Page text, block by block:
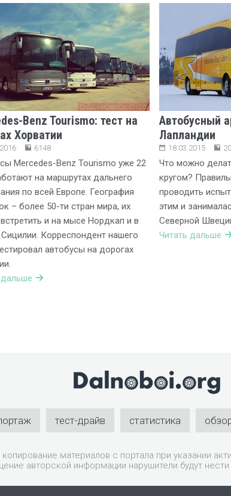
Benz Tourismo: тест на
Хорватии
6148
Mercedes-Benz Tourismo уже 22
на маршрутах дальнего
по всей Европе. География
– более 50-ти стран мира, их
и на мысе Нордкап и в
Корреспондент нашего
автобусы на дорогах
Автобусный
Лапландии
18.03.2015
Что можно
кругом?
проводить
этим и
Северной
Читать дальше
тест-драйв статистика
копирование материалов с портала при указании
авторской информации нарушители будут